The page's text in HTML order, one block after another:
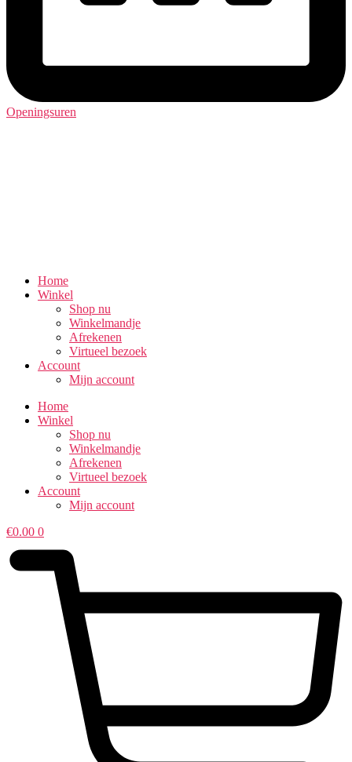
Openingsuren
Home
Winkel
Shop nu
Winkelmandje
Afrekenen
Virtueel bezoek
Account
Mijn account
Home
Winkel
Shop nu
Winkelmandje
Afrekenen
Virtueel bezoek
Account
Mijn account
€0.00 0